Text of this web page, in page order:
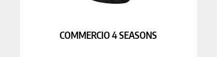
COMMERCIO 4 SEASONS